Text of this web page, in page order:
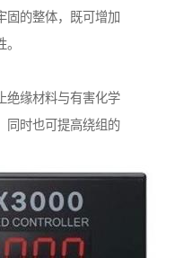
固的整体，既可增加
绝缘材料与有害化学
同时也可提高绕组的